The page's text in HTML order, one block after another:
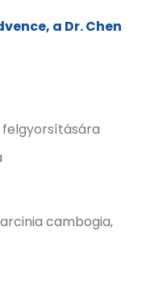
a Dr. Chen
cambogia,